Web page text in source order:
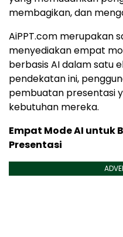
membagikan, dan
AiPPT.com merupakan
menyediakan empat
berbasis AI dalam satu
pendekatan ini,
pembuatan presentasi
kebutuhan mereka.
Empat Mode AI untuk
Presentasi